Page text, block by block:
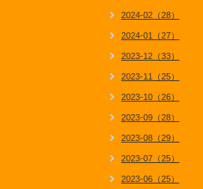
2024-02（28）
2024-01（27）
2023-12（33）
2023-11（25）
2023-10（26）
2023-09（28）
2023-08（29）
2023-07（25）
2023-06（25）